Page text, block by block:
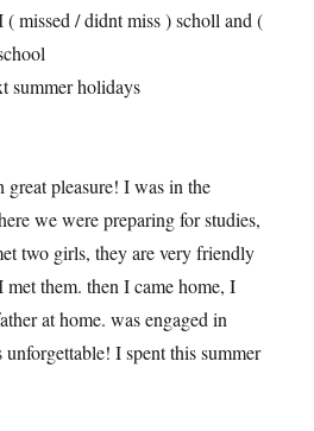
missed / didnt miss ) scholl and (
summer holidays
pleasure! I was in the
we were preparing for studies,
two girls, they are very friendly
them. then I came home, I
at home. was engaged in
I spent this summer